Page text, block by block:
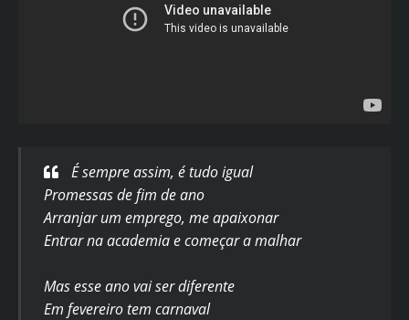
É sempre assim, é tudo igual
Promessas de fim de ano
Arranjar um emprego, me apaixonar
Entrar na academia e começar a malhar
Mas esse ano vai ser diferente
Em fevereiro tem carnaval